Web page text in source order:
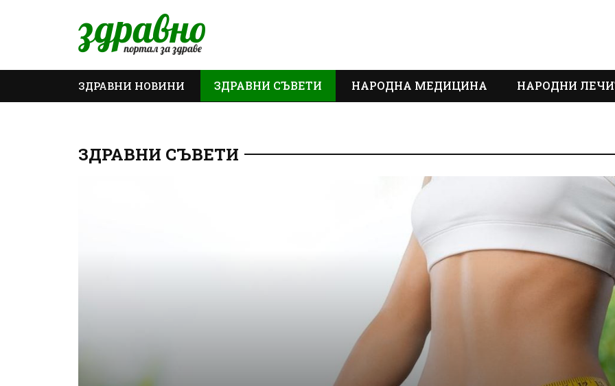
ЗДРАВНИ НОВИНИ ЗДРАВНИ СЪВЕТИ НАРОДНА МЕДИЦИНА НАРОДНИ
ЗДРАВНИ СЪВЕТИ